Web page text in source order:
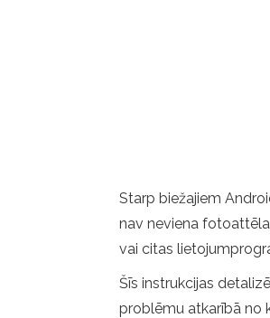
Starp biežajiem
nav neviena
vai citas
Šīs instrukcijas
problēmu atkarībā no